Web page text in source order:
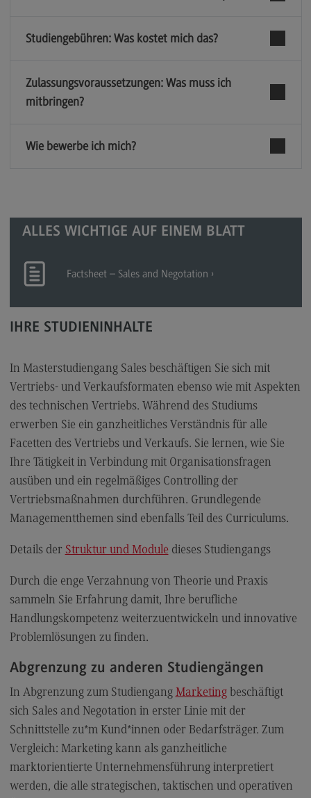
Modulangebot
Kontakt
Maschinenbau
Berufsperspektiven
Kontakt
Master of Business Administration
Master of Business Administration
Modulangebot
Berufsperspektiven
Kontakt
Media and Data-driven Business
Media and Data-driven Business
Modulangebot
Berufsperspektiven
Kontakt
Wirtschaftspsychologie
Personalmanagement und
Wirtschaftspsychologie
Modulangebot
Berufsperspektiven
Kontakt
Planung und Koordination in der Sozialen Arbeit
Planung und Koordination in der Sozialen Arbeit
Modulangebot
Berufsperspektiven
Kontakt
Studiengebühren: Was kostet mich das?
Zulassungsvoraussetzungen: Was muss ich
mitbringen?
Wie bewerbe ich mich?
ALLES WICHTIGE AUF EINEM BLATT
Factsheet – Sales and Negotation
IHRE STUDIENINHALTE
In Masterstudiengang Sales beschäftigen Sie sich mit
Vertriebs- und Verkaufsformaten ebenso wie mit Aspekten
des technischen Vertriebs. Während des Studiums
erwerben Sie ein ganzheitliches Verständnis für alle
Facetten des Vertriebs und Verkaufs. Sie lernen, wie Sie
Ihre Tätigkeit in Verbindung mit Organisationsfragen
ausüben und ein regelmäßiges Controlling der
Vertriebsmaßnahmen durchführen. Grundlegende
Managementthemen sind ebenfalls Teil des Curriculums.
Details der Struktur und Module dieses Studiengangs
Durch die enge Verzahnung von Theorie und Praxis
sammeln Sie Erfahrung damit, Ihre berufliche
Handlungskompetenz weiterzuentwickeln und innovative
Problemlösungen zu finden.
Abgrenzung zu anderen Studiengängen
In Abgrenzung zum Studiengang Marketingbeschäftigt
sich Sales and Negotation in erster Linie mit der
Schnittstelle zu*m Kund*innen oder Bedarfsträger. Zum
Vergleich: Marketing kann als ganzheitliche
marktorientierte Unternehmensführung interpretiert
werden, die alle strategischen, taktischen und operativen